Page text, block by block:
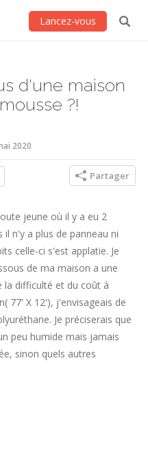
Lancez-vous
d'une maison
?!
2020
Partager
jeune où il y a eu 2
n'y a plus de panneau ni
celle-ci s'est applatie. Je
de ma maison a une
la difficulté et du coût à
77' X 12'), j'envisageais de
Je préciserais que
peu humide mais jamais
sinon quels autres